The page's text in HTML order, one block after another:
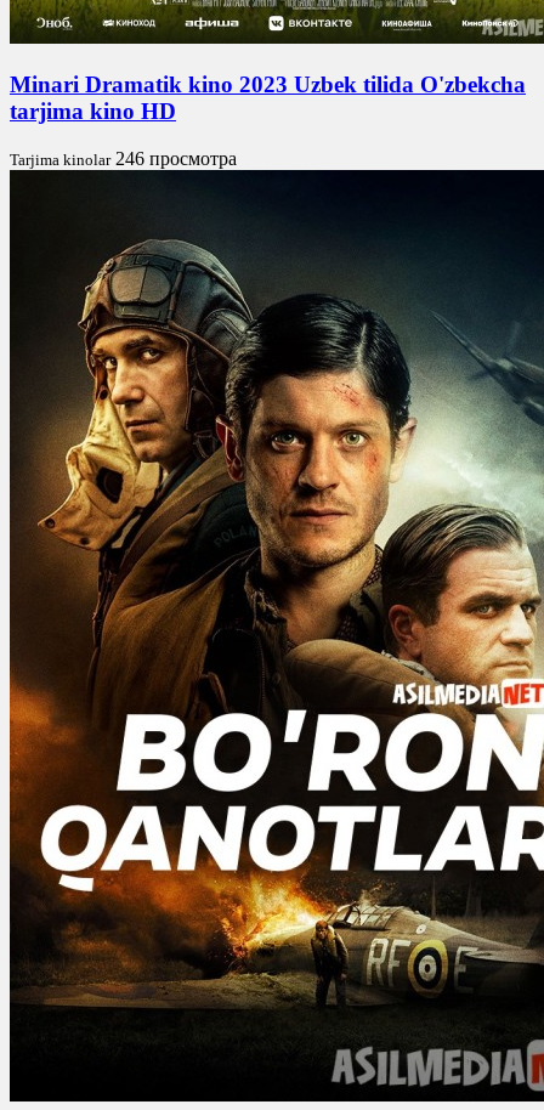
Minari Dramatik kino 2023 Uzbek tilida O'zbekcha
tarjima kino HD
Tarjima kinolar 246 просмотра